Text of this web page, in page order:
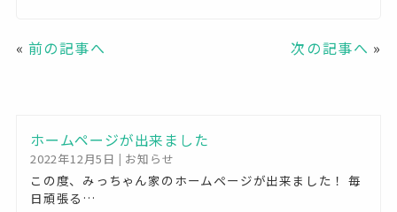
« 前の記事へ 次の記事へ »
ホームページが出来ました
2022年12月5日 | お知らせ
この度、みっちゃん家のホームページが出来ました！ 毎
日頑張る…